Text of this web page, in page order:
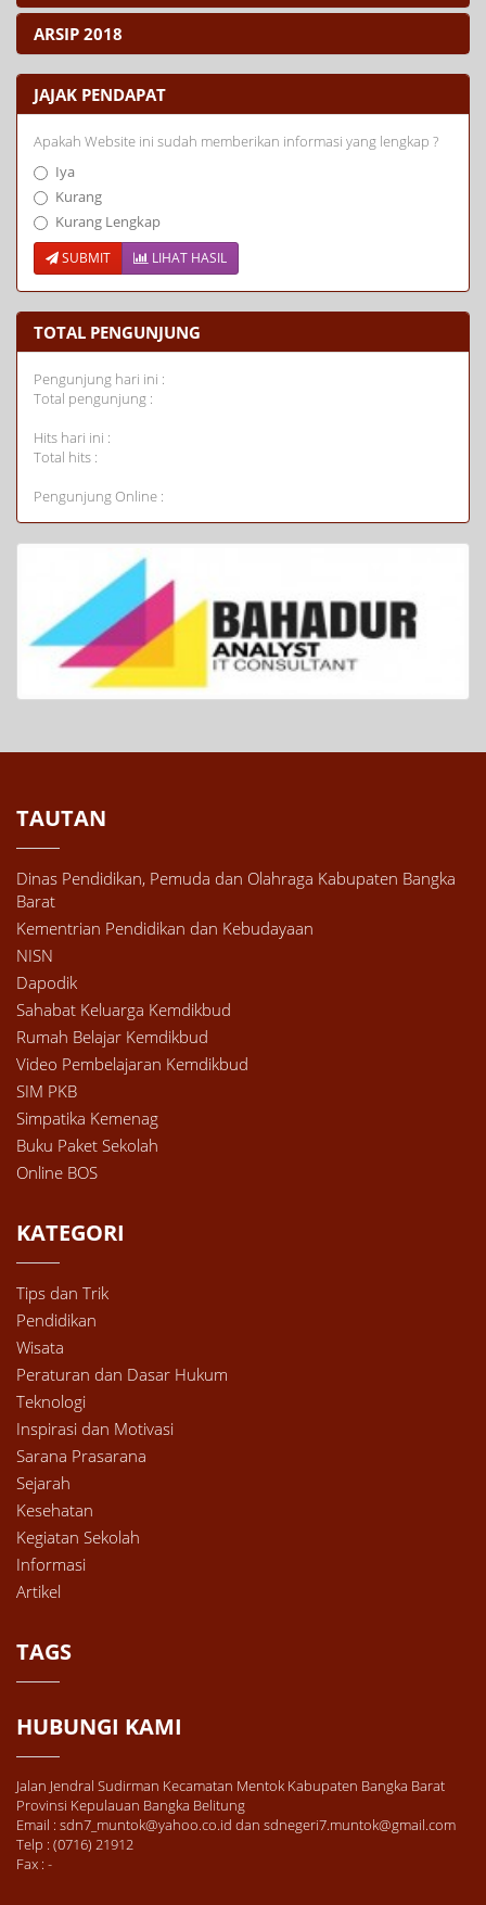
ARSIP 2018
JAJAK PENDAPAT
Apakah Website ini sudah memberikan informasi yang lengkap ?
Iya
Kurang
Kurang Lengkap
SUBMIT LIHAT HASIL
TOTAL PENGUNJUNG
Pengunjung hari ini :
Total pengunjung :
Hits hari ini :
Total hits :
Pengunjung Online :
TAUTAN
Dinas Pendidikan, Pemuda dan Olahraga Kabupaten Bangka
Barat
Kementrian Pendidikan dan Kebudayaan
NISN
Dapodik
Sahabat Keluarga Kemdikbud
Rumah Belajar Kemdikbud
Video Pembelajaran Kemdikbud
SIM PKB
Simpatika Kemenag
Buku Paket Sekolah
Online BOS
KATEGORI
Tips dan Trik
Pendidikan
Wisata
Peraturan dan Dasar Hukum
Teknologi
Inspirasi dan Motivasi
Sarana Prasarana
Sejarah
Kesehatan
Kegiatan Sekolah
Informasi
Artikel
TAGS
HUBUNGI KAMI
Jalan Jendral Sudirman Kecamatan Mentok Kabupaten Bangka Barat
Provinsi Kepulauan Bangka Belitung
Email : sdn7_muntok@yahoo.co.id dan sdnegeri7.muntok@gmail.com
Telp : (0716) 21912
Fax : -